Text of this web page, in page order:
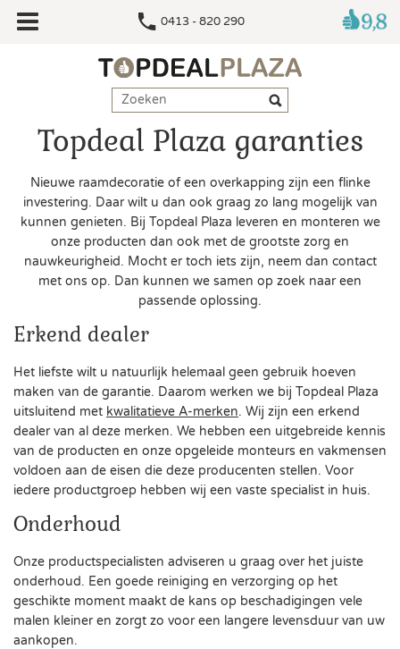
0413 - 820 290
Topdeal Plaza garanties
Nieuwe raamdecoratie of een overkapping zijn een flinke
investering. Daar wilt u dan ook graag zo lang mogelijk van
kunnen genieten. Bij Topdeal Plaza leveren en monteren we
onze producten dan ook met de grootste zorg en
nauwkeurigheid. Mocht er toch iets zijn, neem dan contact
met ons op. Dan kunnen we samen op zoek naar een
passende oplossing.
Erkend dealer
Het liefste wilt u natuurlijk helemaal geen gebruik hoeven
maken van de garantie. Daarom werken we bij Topdeal Plaza
uitsluitend met kwalitatieve A-merken. Wij zijn een erkend
dealer van al deze merken. We hebben een uitgebreide kennis
van de producten en onze opgeleide monteurs en vakmensen
voldoen aan de eisen die deze producenten stellen. Voor
iedere productgroep hebben wij een vaste specialist in huis.
Onderhoud
Onze productspecialisten adviseren u graag over het juiste
onderhoud. Een goede reiniging en verzorging op het
geschikte moment maakt de kans op beschadigingen vele
malen kleiner en zorgt zo voor een langere levensduur van uw
aankopen.